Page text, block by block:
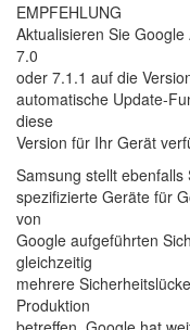
EMPFEHLUNG
Aktualisieren Sie
7.0
oder 7.1.1 auf die
automatische Update-
diese
Version für Ihr Gerät
Samsung stellt
spezifizierte Geräte für
von
Google aufgeführten
gleichzeitig
mehrere
Produktion